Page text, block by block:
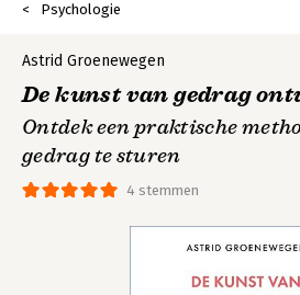
Psychologie
4 stemmen
Astrid Groenewegen
De kunst van gedrag
Ontdek een praktische
gedrag te sturen